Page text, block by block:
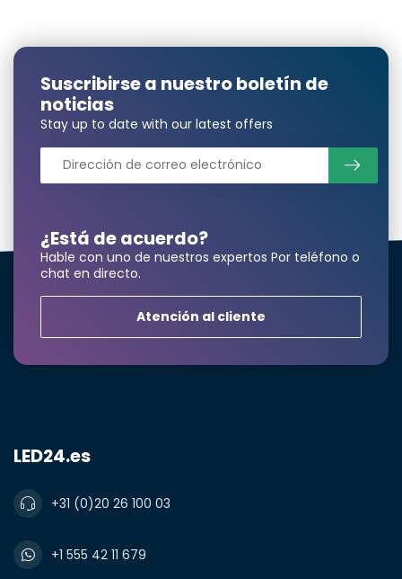
¿Está de acuerdo?
Hable con uno de nuestros expertos Por teléfono o
chat en directo.
Atención al cliente
Suscribirse a nuestro boletín de
noticias
Stay up to date with our latest offers
LED24.es
+31 (0)20 26 100 03
+1 555 42 11 679